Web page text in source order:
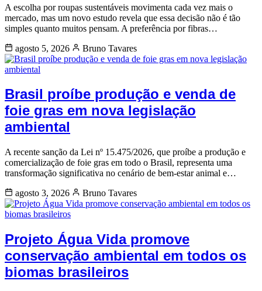
A escolha por roupas sustentáveis movimenta cada vez mais o
mercado, mas um novo estudo revela que essa decisão não é tão
simples quanto muitos pensam. A preferência por fibras…
agosto 5, 2026
Bruno Tavares
Brasil proíbe produção e venda de
foie gras em nova legislação
ambiental
A recente sanção da Lei nº 15.475/2026, que proíbe a produção e
comercialização de foie gras em todo o Brasil, representa uma
transformação significativa no cenário de bem-estar animal e…
agosto 3, 2026
Bruno Tavares
Projeto Água Vida promove
conservação ambiental em todos os
biomas brasileiros